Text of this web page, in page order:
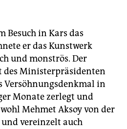
Besuch in Kars das
er das Kunstwerk
und monströs. Der
Ministerpräsidenten
Versöhnungsdenkmal in
Monate zerlegt und
Mehmet Aksoy von der
vereinzelt auch